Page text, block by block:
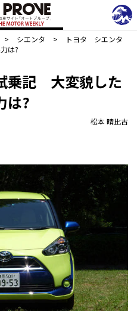
> シエンタ >
トヨタ シエンタ
は?
乗記 大変貌した
は?
松本 晴比古